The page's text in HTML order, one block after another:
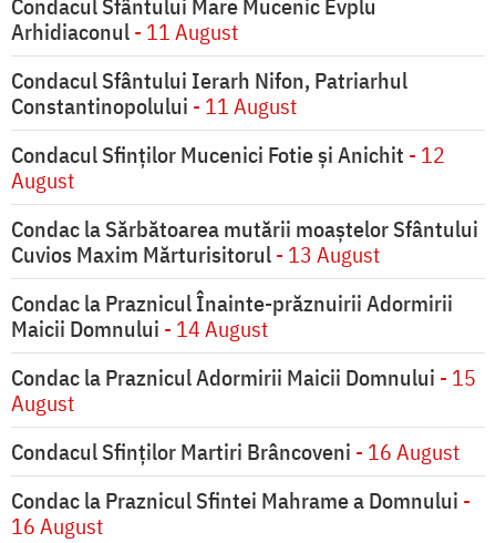
Condacul Sfântului Mare Mucenic Evplu
Arhidiaconul- 11 August
Condacul Sfântului Ierarh Nifon, Patriarhul
Constantinopolului - 11 August
Condacul Sfinţilor Mucenici Fotie şi Anichit - 12
August
Condac la Sărbătoarea mutării moaştelor Sfântului
Cuvios Maxim Mărturisitorul- 13 August
Condac la Praznicul Înainte-prăznuirii Adormirii
Maicii Domnului - 14 August
Condac la Praznicul Adormirii Maicii Domnului - 15
August
Condacul Sfinților Martiri Brâncoveni - 16 August
Condac la Praznicul Sfintei Mahrame a Domnului -
16 August